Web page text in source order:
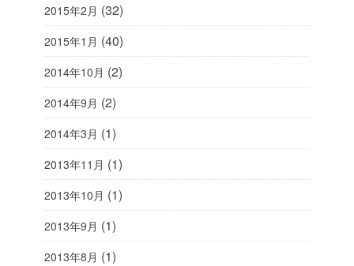
2015年2月 (32)
2015年1月 (40)
2014年10月 (2)
2014年9月 (2)
2014年3月 (1)
2013年11月 (1)
2013年10月 (1)
2013年9月 (1)
2013年8月 (1)